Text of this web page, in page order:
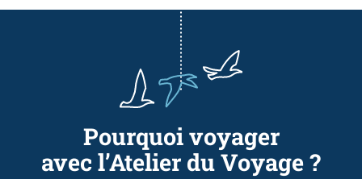
Pourquoi voyager
avec l’Atelier du Voyage ?